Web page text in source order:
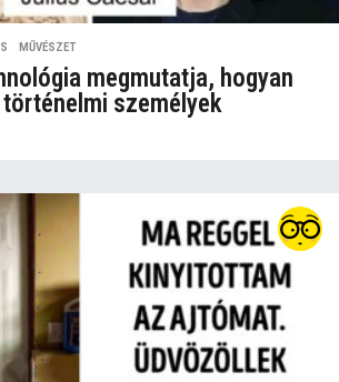
,MŰVÉSZET
megmutatja, hogyan
személyek